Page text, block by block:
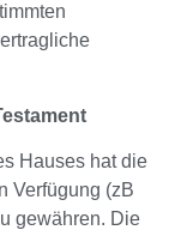
Hauses hat die
Verfügung (zB
gewähren. Die